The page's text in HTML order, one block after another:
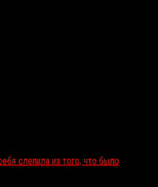
слепила из того, что было